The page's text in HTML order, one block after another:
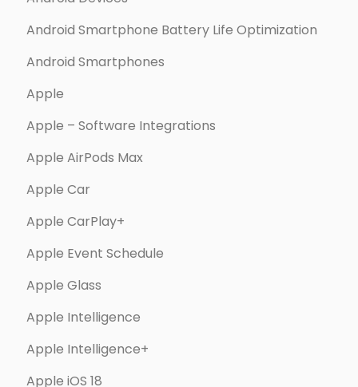
Android Smartphone Battery Life Optimization
Android Smartphones
Apple
Apple – Software Integrations
Apple AirPods Max
Apple Car
Apple CarPlay+
Apple Event Schedule
Apple Glass
Apple Intelligence
Apple Intelligence+
Apple iOS 18